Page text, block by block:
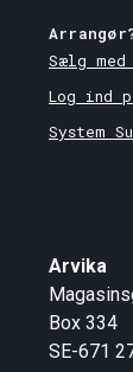
Sælg med
Log ind
System
Arvika
Box 334
SE-671